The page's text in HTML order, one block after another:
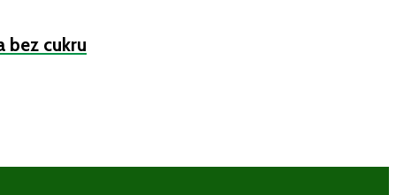
bez cukru